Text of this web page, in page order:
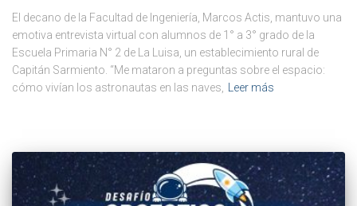
El decano de la Facultad de Ingeniería, Marcos Actis, mantuvo una
emotiva entrevista virtual con alumnos de 1° a 3° grado de la
Escuela Primaria N° 2 de La Luisa, un establecimiento rural de
Capitán Sarmiento. “Me mataron a preguntas sobre el espacio:
cómo vivían los astronautas en las naves, Leer más